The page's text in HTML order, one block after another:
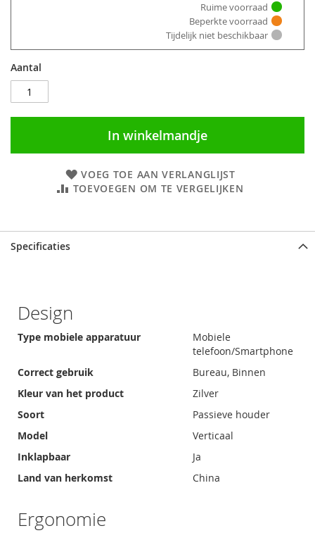
Ruime voorraad
Beperkte voorraad
Tijdelijk niet beschikbaar
Aantal
In winkelmandje
VOEG TOE AAN VERLANGLIJST
TOEVOEGEN OM TE VERGELIJKEN
Specificaties
Design
Type mobiele apparatuur
Mobiele
telefoon/Smartphone
Correct gebruik
Bureau, Binnen
Kleur van het product
Zilver
Soort
Passieve houder
Model
Verticaal
Inklapbaar
Ja
Land van herkomst
China
Ergonomie